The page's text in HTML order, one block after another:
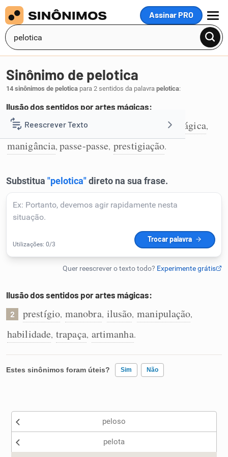
Assinar PRO
MENU
Reescrever Texto
Resumir Texto
Corrigir Texto
Detector de IA
Humanizador de IA
Cata-letras
Conexões
Caça-palavras
Dicionário
Sinônimo de pelotica
14 sinônimos de pelotica para 2 sentidos da palavra pelotica:
Ilusão dos sentidos por artes mágicas:
1 prestidigitação, ilusionismo, mágica,
manigância, passe-passe, prestigiação.
Ilusão dos sentidos por artes mágicas:
2 prestígio, manobra, ilusão, manipulação,
habilidade, trapaça, artimanha.
Estes sinônimos foram úteis? Sim Não
Nenhum dos sinônimos apresentados me ajudou
peloso
pelota